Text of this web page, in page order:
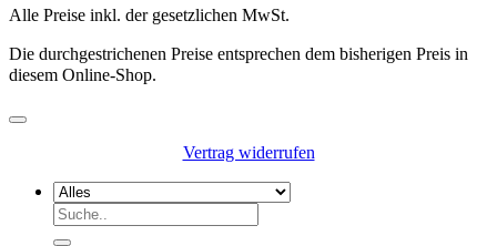
Alle Preise inkl. der gesetzlichen MwSt.
Die durchgestrichenen Preise entsprechen dem bisherigen Preis in
diesem Online-Shop.
Vertrag widerrufen
Suchen